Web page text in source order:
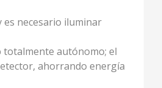
es necesario iluminar
totalmente autónomo; el
ahorrando energía